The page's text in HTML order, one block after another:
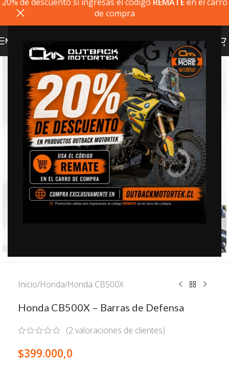
de compra
MENU
20% dto. codigo
REMATE
Click to enlarge
Inicio/Honda/Honda CB500X
Honda CB500X – Barras de Defensa
(2valoraciones de clientes)
$399.000,0